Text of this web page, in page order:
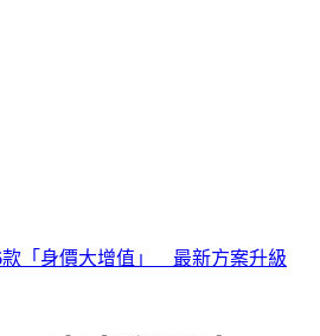
心！麻疹患者這天曾入園 恐暴露